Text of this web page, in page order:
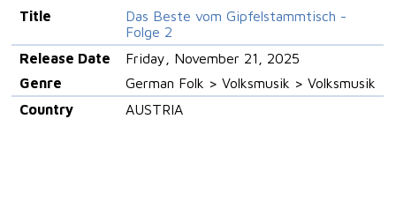
Title
Das Beste vom Gipfelstammtisch -
Folge 2
Release Date
Friday, November 21, 2025
Genre
German Folk > Volksmusik > Volksmusik
Country
AUSTRIA